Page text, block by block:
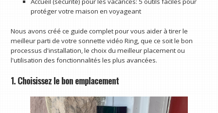
protéger votre maison en voyageant
Nous avons créé ce guide complet pour vous aider à tirer le
meilleur parti de votre sonnette vidéo Ring, que ce soit le bon
processus d'installation, le choix du meilleur placement ou
l'utilisation des fonctionnalités les plus avancées.
1. Choisissez le bon emplacement